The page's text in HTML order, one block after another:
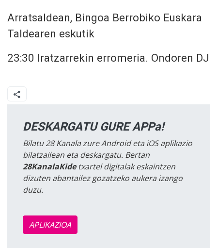
Arratsaldean, Bingoa Berrobiko Euskara
Taldearen eskutik
23:30 Iratzarrekin erromeria. Ondoren DJ
DESKARGATU GURE APPa!
Bilatu 28 Kanala zure Android eta iOS aplikazio
bilatzailean eta deskargatu. Bertan
28KanalaKidetxartel digitalak eskaintzen
dizuten abantailez gozatzeko aukera izango
duzu.
APLIKAZIOA